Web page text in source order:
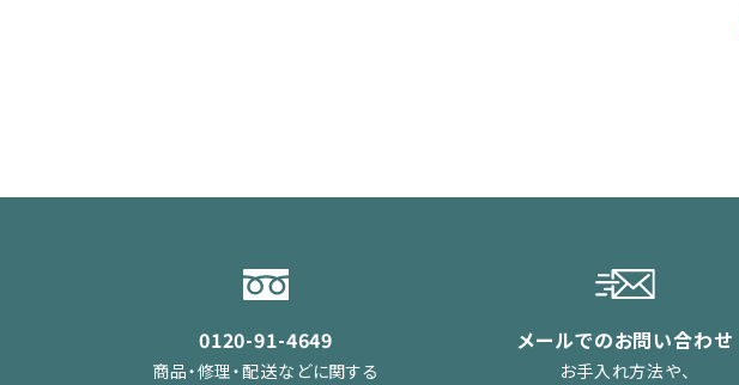
0120-91-4649
商品・修理・配送などに関する
メールでのお問い合わせ
お手入れ方法や、